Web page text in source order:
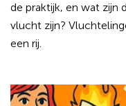
de praktijk, en wat zijn
vlucht zijn?
een rij.